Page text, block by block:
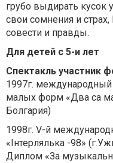
грубо выдирать кусок
свои сомнения и страх,
совести и правды.
Для детей с 5-и лет
Спектакль участник
1997г. международный
малых форм «Два са
Болгария)
1998г. V-й
«Інтерлялька -98»
Диплом «За